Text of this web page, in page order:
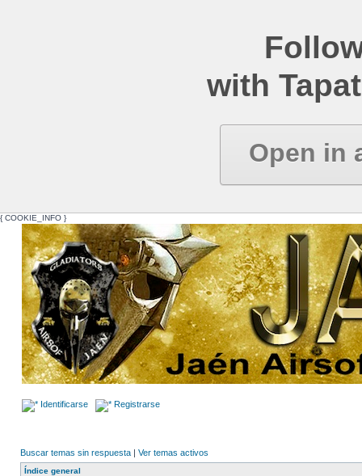
with
Open in
{ COOKIE_INFO }
Identificarse Registrarse
Buscar temas sin respuesta | Ver temas activos
Índice general